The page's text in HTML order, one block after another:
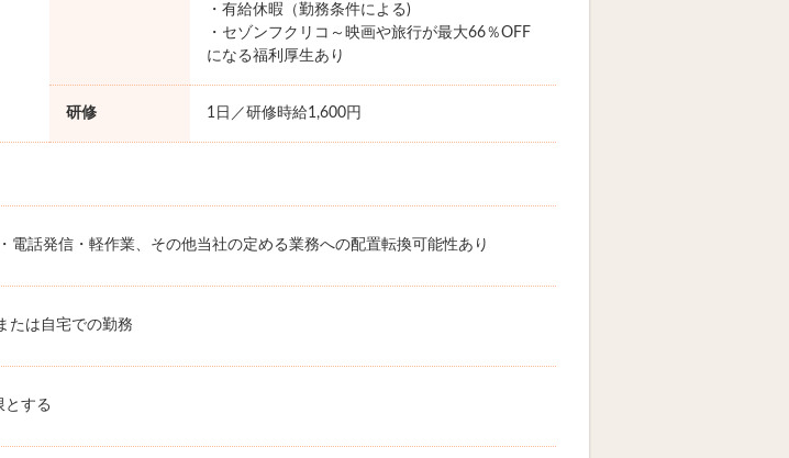
・有給休暇（勤務条件による)
・セゾンフクリコ～映画や旅行が最大66％OFF
になる福利厚生あり
研修 1日／研修時給1,600円
電話発信・軽作業、その他当社の定める業務への配置転換可能性あり
たは自宅での勤務
する